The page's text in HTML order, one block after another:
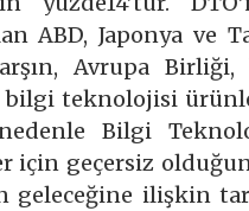
ABD, Japonya ve
Avrupa
teknolojisi
Bilgi
için geçersiz
geleceğine ilişkin